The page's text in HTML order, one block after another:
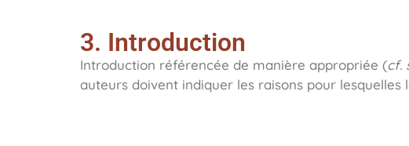
3. Introduction
Introduction référencée de manière appropriée (cf.
auteurs doivent indiquer les raisons pour